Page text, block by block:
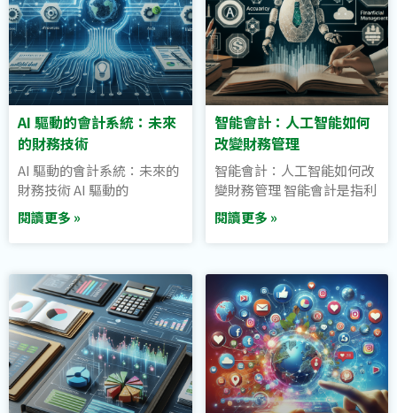
AI 驅動的會計系統：未來
的財務技術
AI 驅動的會計系統：未來的
財務技術 AI 驅動的
閱讀更多 »
智能會計：人工智能如何
改變財務管理
智能會計：人工智能如何改
變財務管理 智能會計是指利
閱讀更多 »